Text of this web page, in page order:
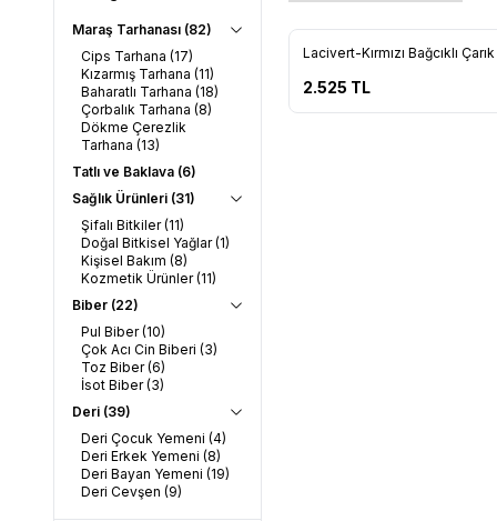
Maraş Tarhanası (82)
Cips Tarhana (17)
Kızarmış Tarhana (11)
Baharatlı Tarhana (18)
Çorbalık Tarhana (8)
Dökme Çerezlik
Tarhana (13)
Tatlı ve Baklava (6)
Sağlık Ürünleri (31)
Şifalı Bitkiler(11)
Doğal Bitkisel Yağlar(1)
Kişisel Bakım (8)
Kozmetik Ürünler(11)
Biber (22)
Pul Biber(10)
Çok Acı Cin Biberi (3)
Toz Biber(6)
İsot Biber(3)
Deri (39)
Deri Çocuk Yemeni (4)
Deri Erkek Yemeni (8)
Deri Bayan Yemeni (19)
Deri Cevşen (9)
Yeni
Lacivert-Kırmızı Bağcıklı Çarık
2.525 TL